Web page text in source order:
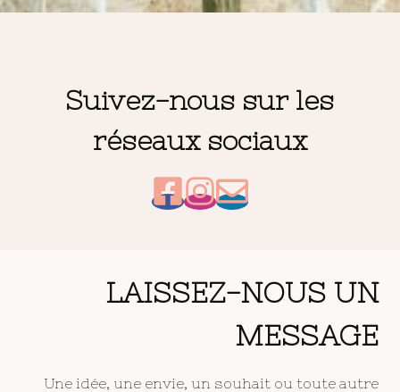
Suivez-nous sur les
réseaux sociaux
LAISSEZ-NOUS UN
MESSAGE
Une idée, une envie, un souhait ou toute autre